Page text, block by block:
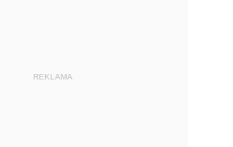
REKLAMA